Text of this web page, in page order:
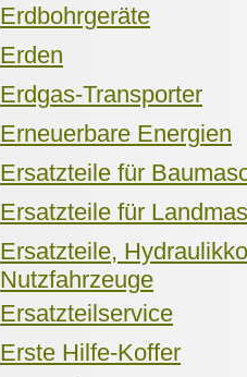
Erdbohrgeräte
Erden
Erdgas-Transporter
Erneuerbare Energien
Ersatzteile für
Ersatzteile für
Ersatzteile,
Nutzfahrzeuge
Ersatzteilservice
Erste Hilfe-Koffer